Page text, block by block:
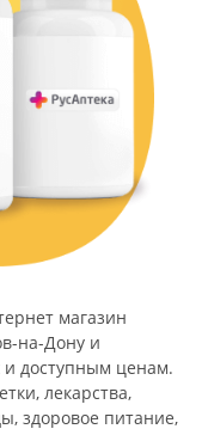
магазин
на-Дону и
и доступным ценам.
лекарства,
здоровое питание,